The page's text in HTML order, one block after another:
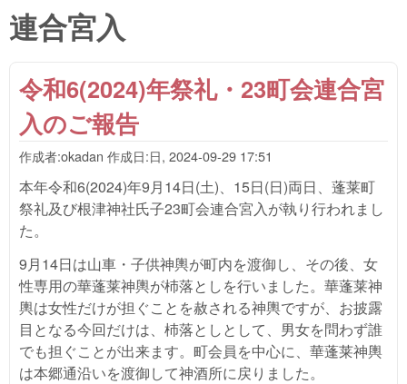
連合宮入
令和6(2024)年祭礼・23町会連合宮
入のご報告
作成者:okadan 作成日:日, 2024-09-29 17:51
本年令和6(2024)年9月14日(土)、15日(日)両日、蓬莱町
祭礼及び根津神社氏子23町会連合宮入が執り行われまし
た。
9月14日は山車・子供神輿が町内を渡御し、その後、女
性専用の華蓬莱神輿が杮落としを行いました。華蓬莱神
輿は女性だけが担ぐことを赦される神輿ですが、お披露
目となる今回だけは、杮落としとして、男女を問わず誰
でも担ぐことが出来ます。町会員を中心に、華蓬莱神輿
は本郷通沿いを渡御して神酒所に戻りました。